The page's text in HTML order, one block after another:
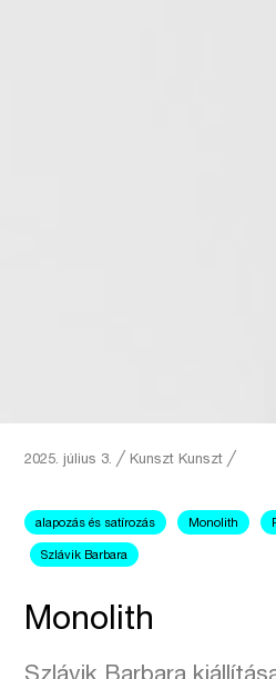
2025. július 3.╱ Kunszt Kunszt ╱
alapozás és satírozás Monolith
Szlávik Barbara
Monolith